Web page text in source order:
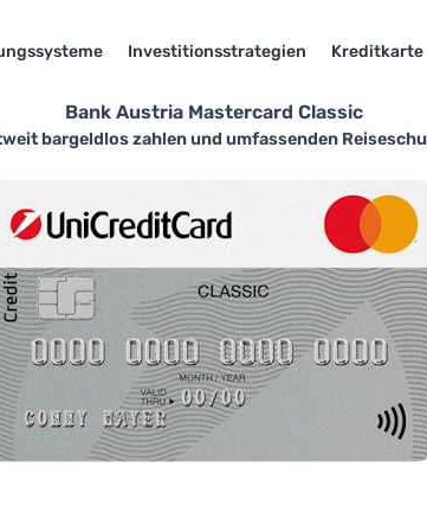
Investitionsstrategien Kreditkarte
Bank Austria Mastercard Classic
bargeldlos zahlen und umfassenden